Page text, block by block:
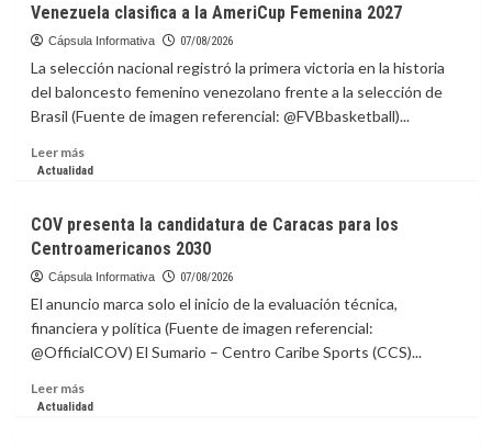
la
EEI
renueva
con
Madrid
hasta
Venezuela clasifica a la AmeriCup Femenina 2027
Cápsula Informativa 07/08/2026
La selección nacional registró la primera victoria en la historia
del baloncesto femenino venezolano frente a la selección de
Brasil (Fuente de imagen referencial: @FVBbasketball)...
Leer másLeer
más
clasifica
a
la
Femenina
2027
Actualidad
COV presenta la candidatura de Caracas para los
Centroamericanos 2030
Cápsula Informativa 07/08/2026
El anuncio marca solo el inicio de la evaluación técnica,
financiera y política (Fuente de imagen referencial:
@OfficialCOV) El Sumario – Centro Caribe Sports (CCS)...
Leer másLeer
más
Actualidad